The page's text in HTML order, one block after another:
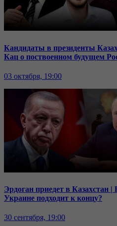
Кандидаты в президенты
Кац о поствоенном будущем
03 октября, 19:00
Эрдоган приедет в Казахстан |
Украине подходит к концу?
30 сентября, 19:00